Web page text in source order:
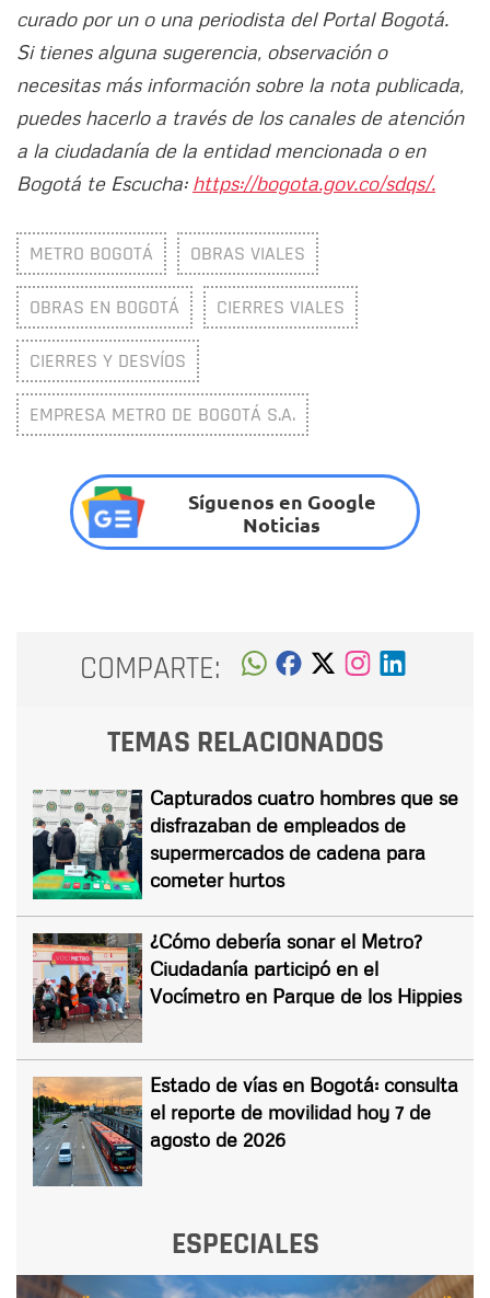
curado por un o una periodista del Portal Bogotá.
Si tienes alguna sugerencia, observación o
necesitas más información sobre la nota publicada,
puedes hacerlo a través de los canales de atención
a la ciudadanía de la entidad mencionada o en
Bogotá te Escucha: https://bogota.gov.co/sdqs/.
METRO BOGOTÁ OBRAS VIALES
OBRAS EN BOGOTÁ CIERRES VIALES
CIERRES Y DESVÍOS
EMPRESA METRO DE BOGOTÁ S.A.
Síguenos en Google
Noticias
COMPARTE:
TEMAS RELACIONADOS
Capturados cuatro hombres que se
disfrazaban de empleados de
supermercados de cadena para
cometer hurtos
¿Cómo debería sonar el Metro?
Ciudadanía participó en el
Vocímetro en Parque de los Hippies
Estado de vías en Bogotá: consulta
el reporte de movilidad hoy 7 de
agosto de 2026
ESPECIALES